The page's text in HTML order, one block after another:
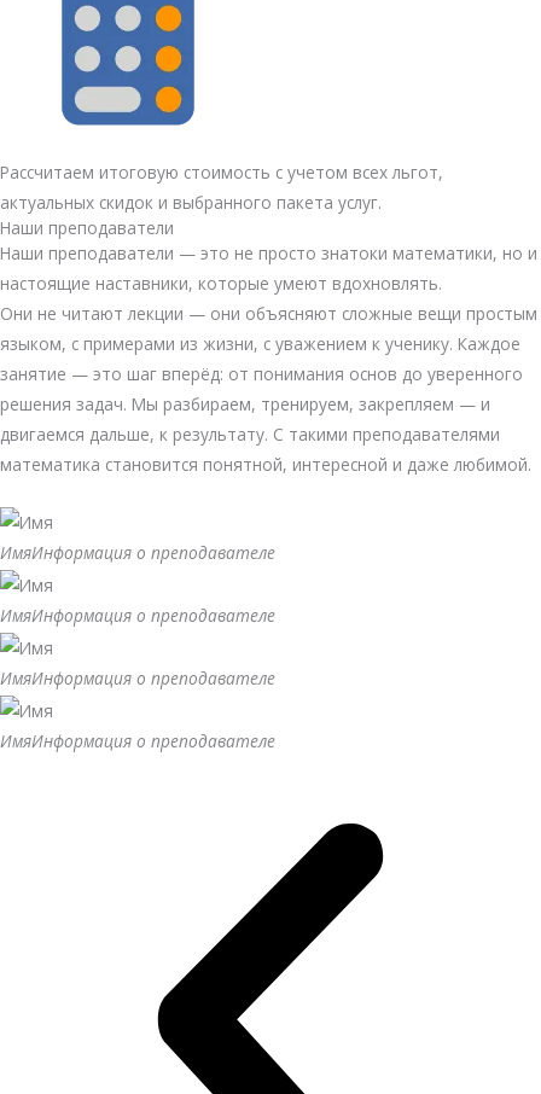
Рассчитаем итоговую стоимость с учетом всех льгот,
актуальных скидок и выбранного пакета услуг.
Наши преподаватели
Наши преподаватели — это не просто знатоки математики, но и
настоящие наставники, которые умеют вдохновлять.
Они не читают лекции — они объясняют сложные вещи простым
языком, с примерами из жизни, с уважением к ученику. Каждое
занятие — это шаг вперёд: от понимания основ до уверенного
решения задач. Мы разбираем, тренируем, закрепляем — и
двигаемся дальше, к результату. С такими преподавателями
математика становится понятной, интересной и даже любимой.
ИмяИнформация о преподавателе
ИмяИнформация о преподавателе
ИмяИнформация о преподавателе
ИмяИнформация о преподавателе